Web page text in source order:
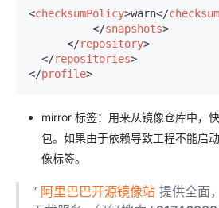
<checksumPolicy>warn</
</snapshots>
</repository>
</repositories>
</profile>
mirror 标签：用来从镜像仓库中，
包。如果由于依赖导致工程不能启
像标签。
“ 阿里巴巴开源镜像站 提供全面